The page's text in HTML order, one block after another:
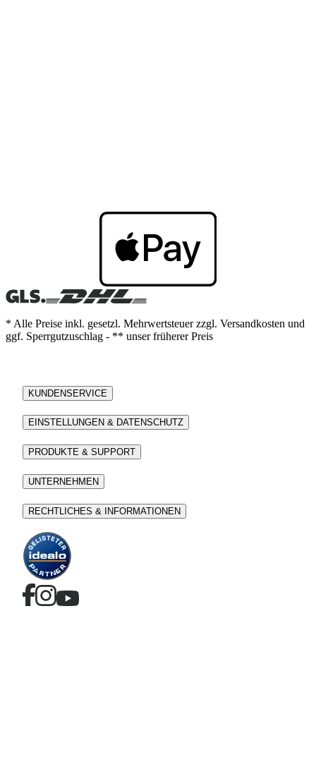
* Alle Preise inkl. gesetzl. Mehrwertsteuer zzgl. Versandkosten und
ggf. Sperrgutzuschlag - ** unser früherer Preis
KUNDENSERVICE
EINSTELLUNGEN & DATENSCHUTZ
PRODUKTE & SUPPORT
UNTERNEHMEN
RECHTLICHES & INFORMATIONEN